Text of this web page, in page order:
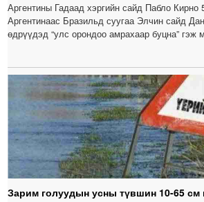
Аргентины Гадаад хэргийн сайд Пабло Кирно
Аргентинаас Бразильд суугаа Элчин сайд
өдрүүдэд “улс орондоо амрахаар буцна” гэж
Зарим голуудын усны түвшин 10-65 см